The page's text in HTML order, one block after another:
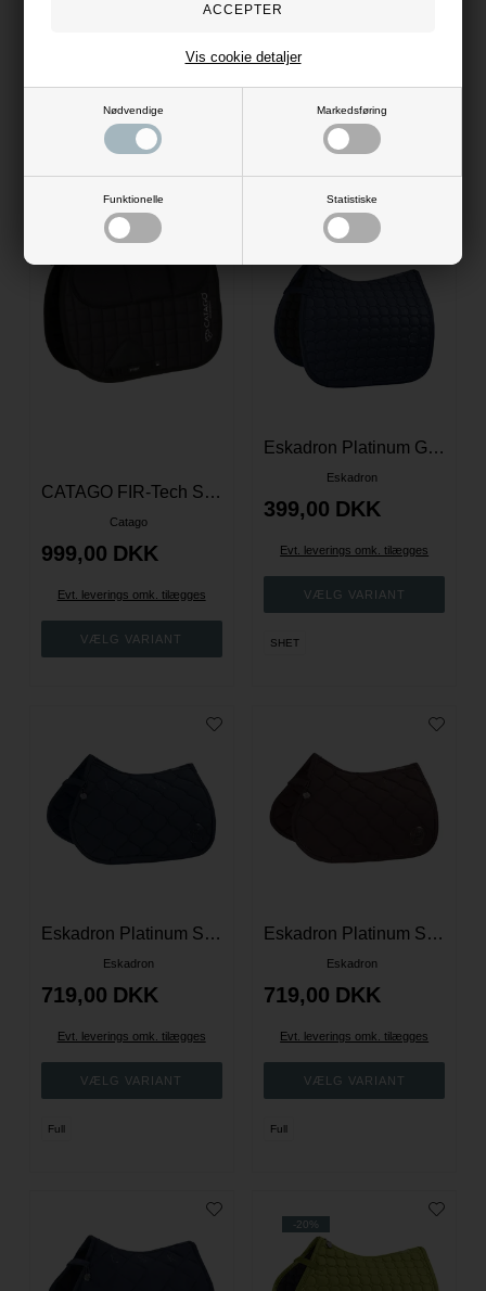
Nødvendige Markedsføring
Funktionelle Statistiske
Vis cookie detaljer
Evt. leverings omk. tilægges Evt. leverings omk. tilægges
CATAGO FIR-Tech Schabrack med 3-punkt korrektion
Catago
999,00 DKK
Evt. leverings omk. tilægges
Eskadron Platinum Glitter SHETTY Underlag - Navy
Eskadron
399,00 DKK
Evt. leverings omk. tilægges
SHET
Eskadron Platinum Softshell Emblem Spring Underlag - Navy
Eskadron
719,00 DKK
Evt. leverings omk. tilægges
Full
Eskadron Platinum Softshell Emblem Spring Underlag - Brun
Eskadron
719,00 DKK
Evt. leverings omk. tilægges
Full
-20%